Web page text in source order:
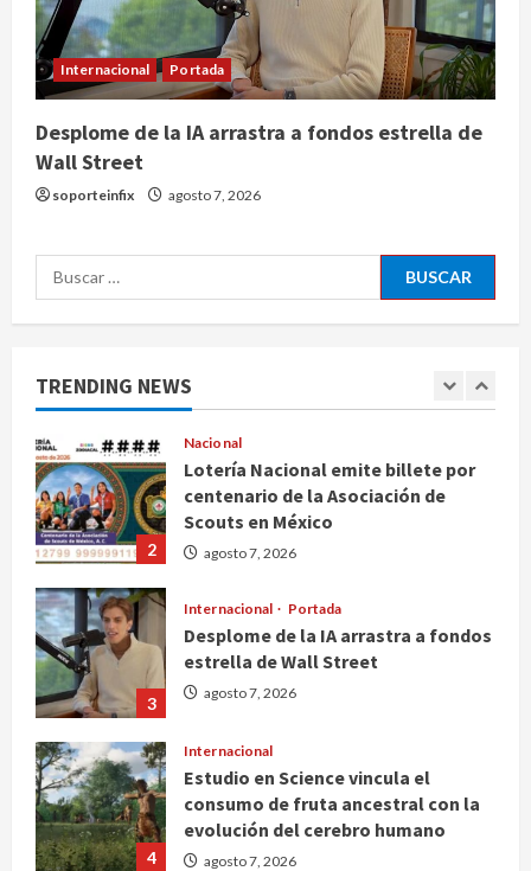
Internacional Portada
Desplome de la IA arrastra a fondos estrella de
Wall Street
soporteinfix agosto 7, 2026
Buscar:
TRENDING NEWS
4
Estudio en Science vincula el
consumo de fruta ancestral con la
evolución del cerebro humano
agosto 7, 2026
Internacional
sociales para visados de periodistas
1
Nacional
Fallece Carlos Garfias Merlos,
2
Nacional
Lotería Nacional emite billete por
centenario de la Asociación de
Scouts en México
agosto 7, 2026
3
Internacional Portada
Desplome de la IA arrastra a fondos
estrella de Wall Street
agosto 7, 2026
4
Internacional
Estudio en Science vincula el
consumo de fruta ancestral con la
evolución del cerebro humano
agosto 7, 2026